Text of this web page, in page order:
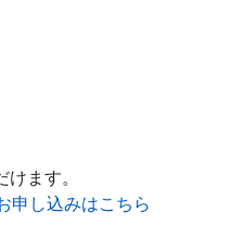
ます。
申し込みはこちら